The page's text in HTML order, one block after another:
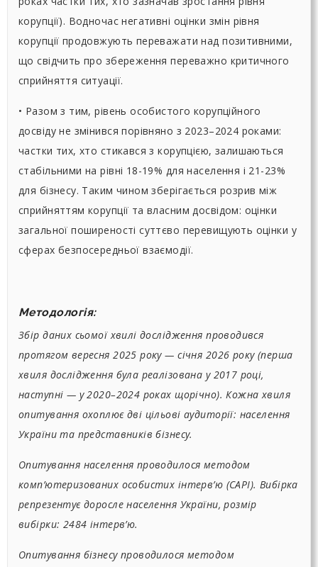
корупції). Водночас негативні оцінки змін рівня
корупції продовжують переважати над позитивними,
що свідчить про збереження переважно критичного
сприйняття ситуації.
• Разом з тим, рівень особистого корупційного
досвіду не змінився порівняно з 2023–2024 роками:
частки тих, хто стикався з корупцією, залишаються
стабільними на рівні 18-19% для населення і 21-23%
для бізнесу. Таким чином зберігається розрив між
сприйняттям корупції та власним досвідом: оцінки
загальної поширеності суттєво перевищують оцінки у
сферах безпосередньої взаємодії.
Методологія:
Збір даних сьомої хвилі дослідження проводився
протягом вересня 2025 року — січня 2026 року (перша
хвиля дослідження була реалізована у 2017 році,
наступні — у 2020–2024 роках щорічно). Кожна хвиля
опитування охоплює дві цільові аудиторії: населення
України та представників бізнесу.
Опитування населення проводилося методом
комп’ютеризованих особистих інтерв’ю (CAPI). Вибірка
репрезентує доросле населення України, розмір
вибірки: 2484 інтерв’ю.
Опитування бізнесу проводилося методом